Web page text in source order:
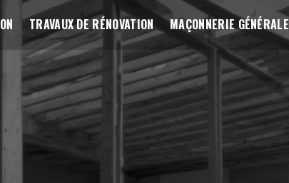
TRAVAUX DE RÉNOVATION MAÇONNERIE GÉNÉRALE